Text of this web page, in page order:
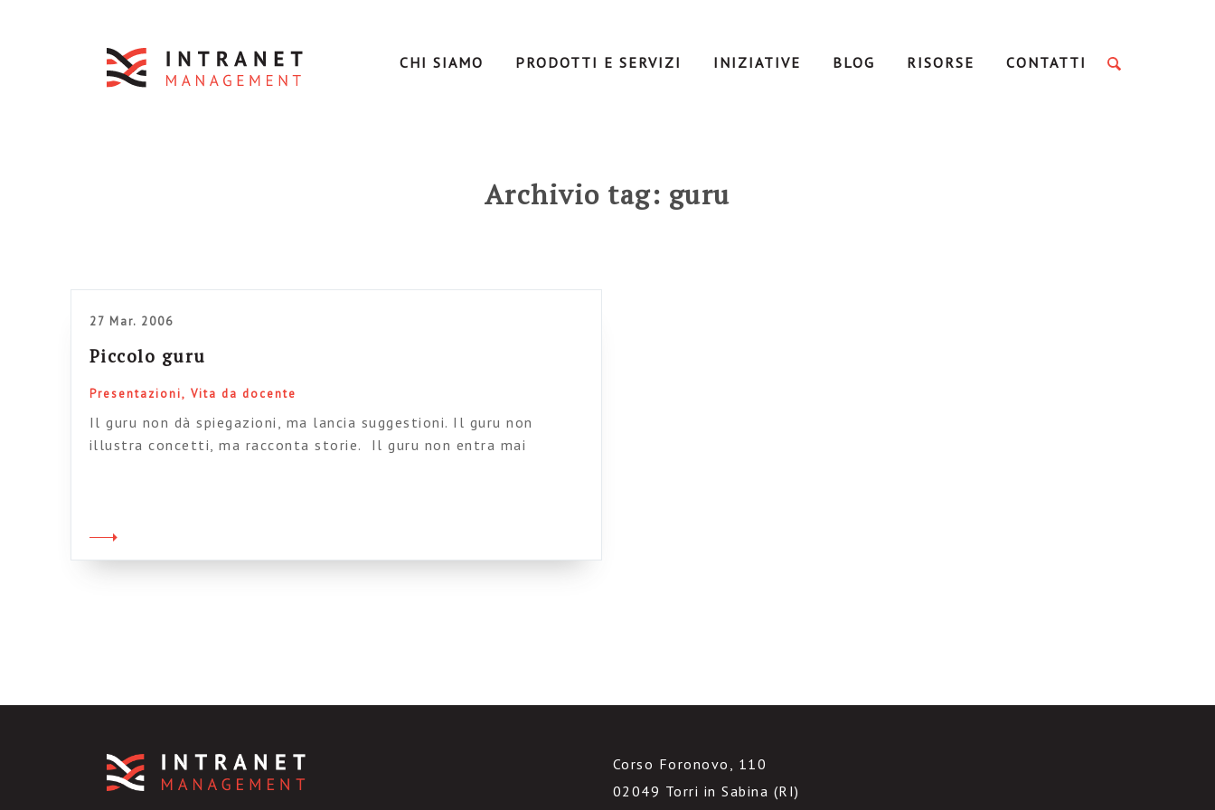
CHI SIAMO PRODOTTI E SERVIZI INIZIATIVE BLOG RISORSE CONTATTI
Archivio tag: guru
27 Mar. 2006
Piccolo guru
Presentazioni Vita da docente
Il guru non dà spiegazioni, ma lancia suggestioni. Il guru non
illustra concetti, ma racconta storie. Il guru non entra mai
proprio così che, mio malgrado, mi […]
Corso Foronovo, 110
02049 Torri in Sabina (RI)